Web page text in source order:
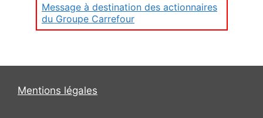
Message à destination des actionnaires
du Groupe Carrefour
Mentions légales